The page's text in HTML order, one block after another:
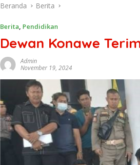
Beranda Berita
Berita, Pendidikan
Dewan Konawe
Admin
November 19, 2024